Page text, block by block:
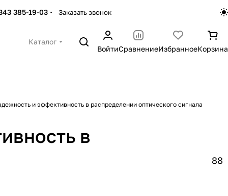
385-19-03 Заказать звонок
Каталог
ВойтиСравнениеИзбранноеКорзина
и эффективность в распределении оптического сигнала
в
88